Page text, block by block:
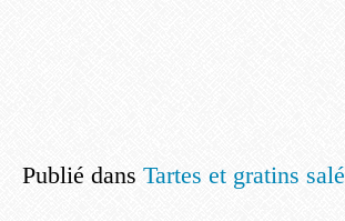
Publié dans Tartes et gratins